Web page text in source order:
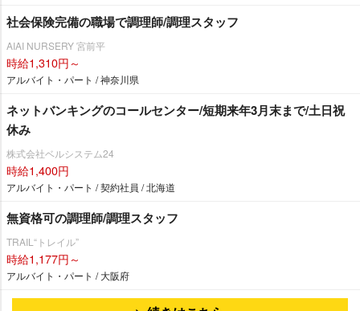
社会保険完備の職場で調理師/調理スタッフ
AIAI NURSERY 宮前平
時給1,310円～
アルバイト・パート / 神奈川県
ネットバンキングのコールセンター/短期来年3月末まで/土日祝
休み
株式会社ベルシステム24
時給1,400円
アルバイト・パート / 契約社員 / 北海道
無資格可の調理師/調理スタッフ
TRAIL“トレイル”
時給1,177円～
アルバイト・パート / 大阪府